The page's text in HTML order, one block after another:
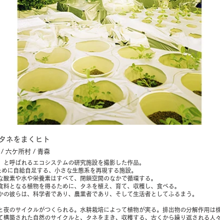
ネをまくヒト
ケ所村 / 青森
と呼ばれるエコシステムの研究施設を撮影した作品。
に自給自足する、小さな生態系を再現する施設。
酸素や水や栄養素はすべて、閉鎖空間のなかで循環する。
料となる植物を得るために、タネを植え、育て、収穫し、食べる。
の彼らは、科学者であり、農業者であり、そして生活者としてふるまう。
夜のサイクルがつくられる。水耕栽培によって植物が実る。排出物の分解作用は
構築された自然のサイクルと、タネをまき、収穫する、古くから繰り返される人